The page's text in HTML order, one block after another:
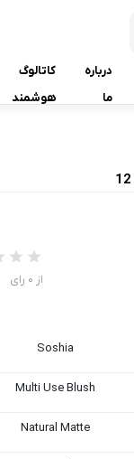
درباره
ما
کاتالوگ
هوشمند
از 0 رای
Soshia
Multi Use Blush
Natural Matte